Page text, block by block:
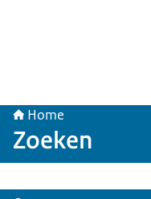
Home
Zoeken